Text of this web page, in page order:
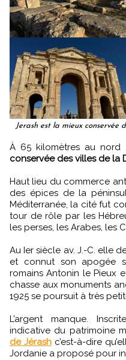
Jerash est la mieux conservée
À 65 kilomètres au nord
conservée des villes de la
Haut lieu du commerce
des épices de la
Méditerranée, la cité fut
tour de rôle par les
les perses, les Arabes, les
Au Ier siècle av. J.-C. elle
et connut son apogée
romains Antonin le Pieux
chasse aux monuments
1925 se poursuit à très
L’argent manque.
indicative du patrimoine
de Jérashc’est-à-dire
Jordanie a proposé pour